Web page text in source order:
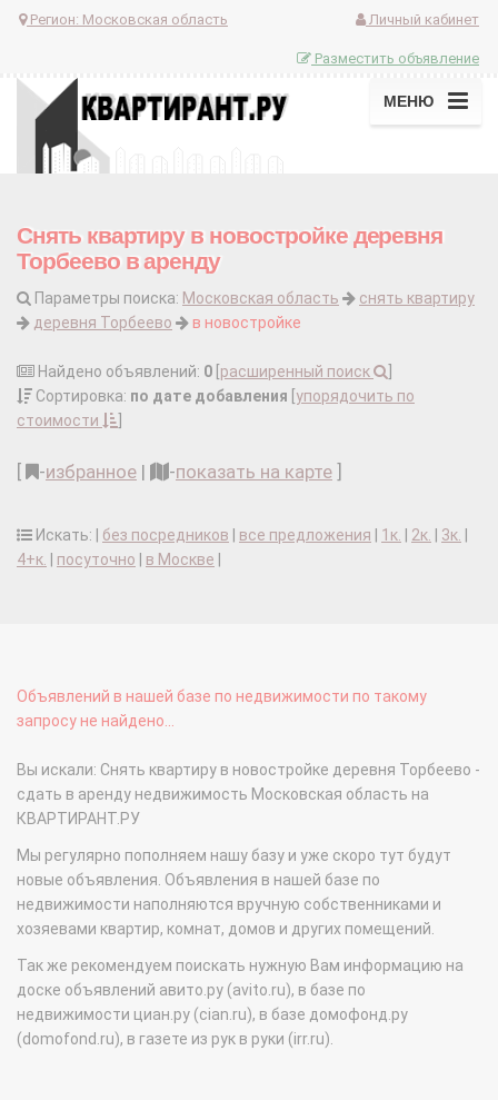
Регион: Московская область Личный кабинет
Разместить объявление
МЕНЮ
Снять квартиру в новостройке деревня
Торбеево в аренду
Параметры поиска: Московская область
снять квартиру
деревня Торбеево
в новостройке
Найдено объявлений: 0 расширенный поиск
Сортировка: по дате добавления упорядочить по
стоимости
-избранное | -показать на карте
Искать: | без посредников все предложения 1к. 2к. 3к.
4+к.
посуточно в Москве
Объявлений в нашей базе по недвижимости по такому
запросу не найдено...
Вы искали: Снять квартиру в новостройке деревня Торбеево -
сдать в аренду недвижимость Московская область на
КВАРТИРАНТ.РУ
Мы регулярно пополняем нашу базу и уже скоро тут будут
новые объявления. Объявления в нашей базе по
недвижимости наполняются вручную собственниками и
хозяевами квартир, комнат, домов и других помещений.
Так же рекомендуем поискать нужную Вам информацию на
доске объявлений авито.ру (avito.ru), в базе по
недвижимости циан.ру (cian.ru), в базе домофонд.ру
(domofond.ru), в газете из рук в руки (irr.ru).